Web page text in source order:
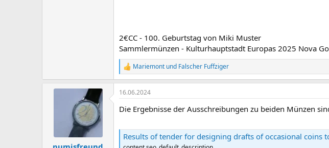
2€CC - 100. Geburtstag von Miki Muster
Sammlermünzen - Kulturhauptstadt Europas 2025 Nova
R
e
a
k
i
e
Mariemont und Falscher Fuffziger
16.06.2024
Die Ergebnisse der Ausschreibungen zu beiden Münzen
Results of tender for designing drafts of occasional coins to